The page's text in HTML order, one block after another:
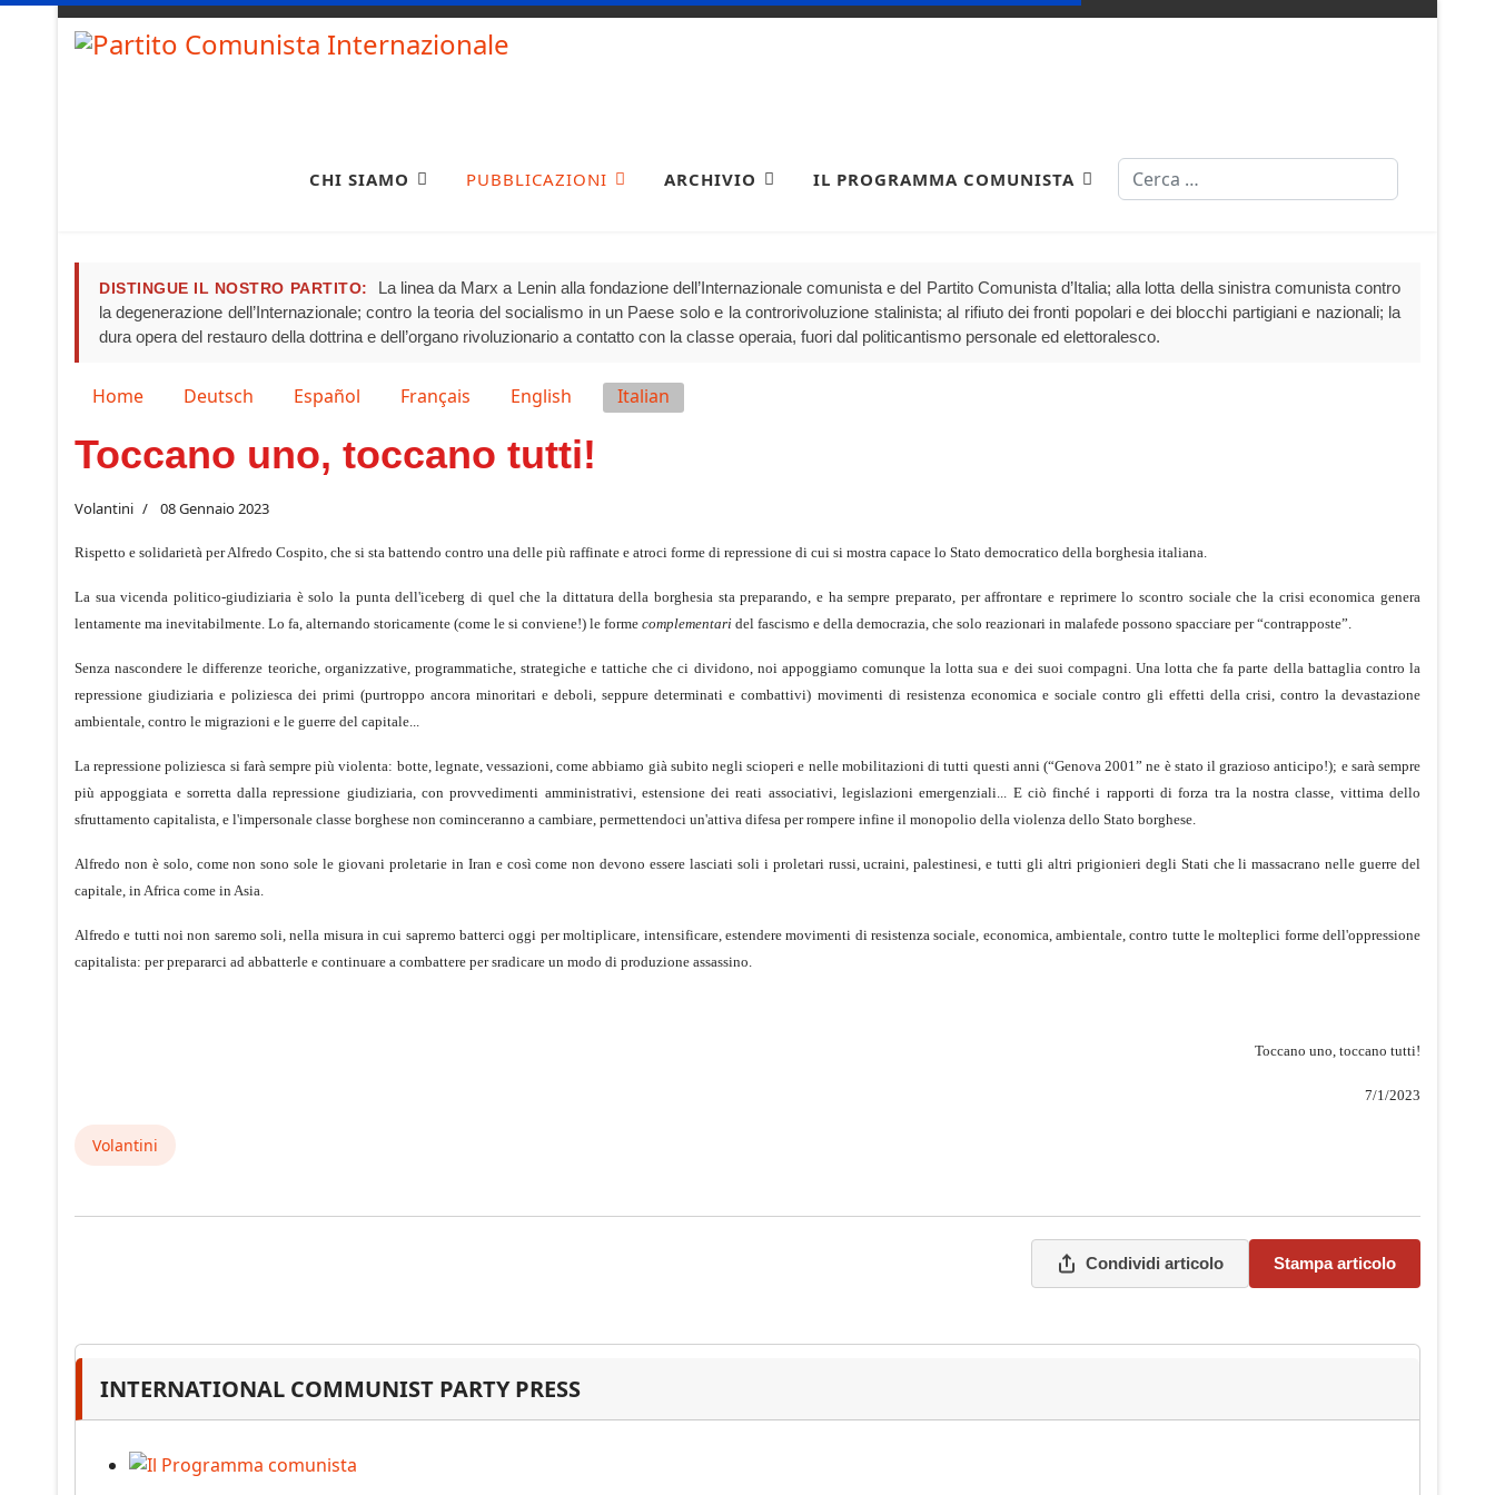
CHI SIAMO PUBBLICAZIONI ARCHIVIO IL PROGRAMMA COMUNISTA Cerca
DISTINGUE IL NOSTRO PARTITO:
La linea da Marx a Lenin alla fondazione dell’Internazionale comunista e del Partito Comunista d’Italia; alla lotta della sinistra comunista contro
la degenerazione dell’Internazionale; contro la teoria del socialismo in un Paese solo e la controrivoluzione stalinista; al rifiuto dei fronti popolari e dei blocchi partigiani e nazionali; la
dura opera del restauro della dottrina e dell’organo rivoluzionario a contatto con la classe operaia, fuori dal politicantismo personale ed elettoralesco.
Seleziona la tua lingua
Home Deutsch Español Français English Italian
Toccano uno, toccano tutti!
Volantini 08 Gennaio 2023
Rispetto e solidarietà per Alfredo Cospito, che si sta battendo contro una delle più raffinate e atroci forme di repressione di cui si mostra capace lo Stato democratico della borghesia italiana.
La sua vicenda politico-giudiziaria è solo la punta dell'iceberg di quel che la dittatura della borghesia sta preparando, e ha sempre preparato, per affrontare e reprimere lo scontro sociale che la crisi economica genera
lentamente ma inevitabilmente. Lo fa, alternando storicamente (come le si conviene!) le forme complementari del fascismo e della democrazia, che solo reazionari in malafede possono spacciare per “contrapposte”.
Senza nascondere le differenze teoriche, organizzative, programmatiche, strategiche e tattiche che ci dividono, noi appoggiamo comunque la lotta sua e dei suoi compagni. Una lotta che fa parte della battaglia contro la
repressione giudiziaria e poliziesca dei primi (purtroppo ancora minoritari e deboli, seppure determinati e combattivi) movimenti di resistenza economica e sociale contro gli effetti della crisi, contro la devastazione
ambientale, contro le migrazioni e le guerre del capitale...
La repressione poliziesca si farà sempre più violenta: botte, legnate, vessazioni, come abbiamo già subito negli scioperi e nelle mobilitazioni di tutti questi anni (“Genova 2001” ne è stato il grazioso anticipo!); e sarà sempre
più appoggiata e sorretta dalla repressione giudiziaria, con provvedimenti amministrativi, estensione dei reati associativi, legislazioni emergenziali... E ciò finché i rapporti di forza tra la nostra classe, vittima dello
sfruttamento capitalista, e l'impersonale classe borghese non cominceranno a cambiare, permettendoci un'attiva difesa per rompere infine il monopolio della violenza dello Stato borghese.
Alfredo non è solo, come non sono sole le giovani proletarie in Iran e così come non devono essere lasciati soli i proletari russi, ucraini, palestinesi, e tutti gli altri prigionieri degli Stati che li massacrano nelle guerre del
capitale, in Africa come in Asia.
Alfredo e tutti noi non saremo soli, nella misura in cui sapremo batterci oggi per moltiplicare, intensificare, estendere movimenti di resistenza sociale, economica, ambientale, contro tutte le molteplici forme dell'oppressione
capitalista: per prepararci ad abbatterle e continuare a combattere per sradicare un modo di produzione assassino.
Toccano uno, toccano tutti!
7/1/2023
Volantini
Condividi articolo Stampa articolo
INTERNATIONAL COMMUNIST PARTY PRESS